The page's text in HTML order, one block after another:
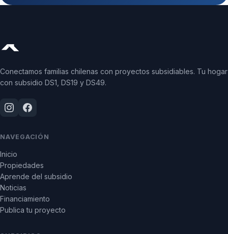
Conectamos familias chilenas con proyectos subsidiables. Tu hogar
con subsidio DS1, DS19 y DS49.
NAVEGACIÓN
Inicio
Propiedades
Aprende del subsidio
Noticias
Financiamiento
Publica tu proyecto